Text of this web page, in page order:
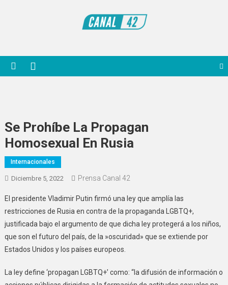
Se Prohíbe La Propagan
Homosexual En Rusia
Internacionales
Diciembre 5, 2022 Prensa Canal 42
El presidente Vladimir Putin firmó una ley que amplía las
restricciones de Rusia en contra de la propaganda LGBTQ+,
justificada bajo el argumento de que dicha ley protegerá a los niños,
que son el futuro del país, de la »oscuridad» que se extiende por
Estados Unidos y los países europeos.
La ley define ‘propagan LGBTQ+’ como: “la difusión de información o